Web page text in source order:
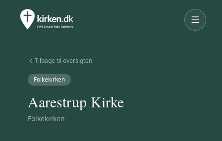
Tilbage til oversigten
Folkekirken
Aarestrup Kirke
Folkekirken